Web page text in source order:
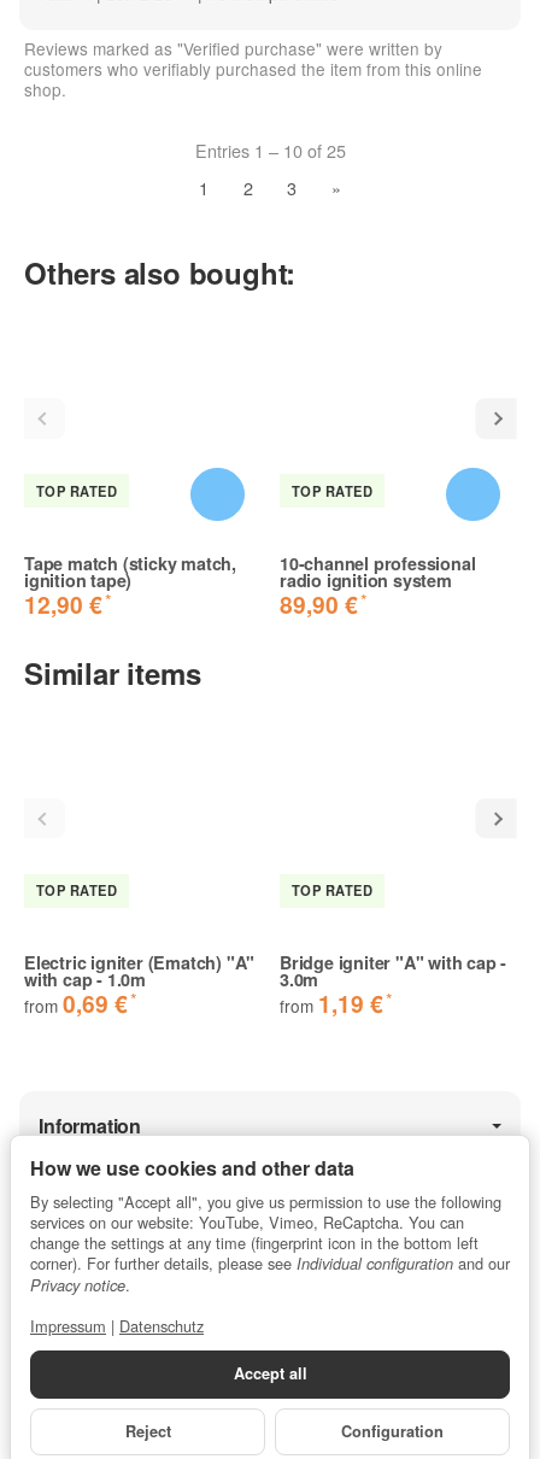
Reviews marked as "Verified purchase" were written by
customers who verifiably purchased the item from this online
shop.
Entries 1 – 10 of 25
1
2 3 »
Others also bought:
TOP RATED
Tape match (sticky match,
ignition tape)
12,90 €*
TOP RATED
10-channel professional
radio ignition system
89,90 €*
Similar items
TOP RATED
Electric igniter (Ematch) "A"
with cap - 1.0m
from 0,69 €*
TOP RATED
Bridge igniter "A" with cap -
3.0m
from 1,19 €*
Information
Legal
Average customer rating for profipyro.de
from 13.853ratings
How we use cookies and other data
By selecting "Accept all", you give us permission to use the following
services on our website: YouTube, Vimeo, ReCaptcha. You can
change the settings at any time (fingerprint icon in the bottom left
corner). For further details, please see Individual configuration and our
Privacy notice.
Impressum | Datenschutz
Accept all
Reject Configuration